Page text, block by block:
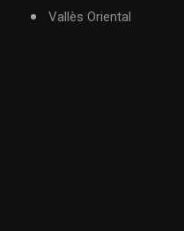
Vallès Oriental